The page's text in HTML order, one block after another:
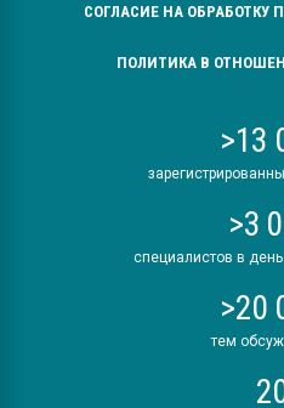
СОГЛАСИЕ НА
ПОЛИТИКА В
>13
>3
специалистов в
>20
тем